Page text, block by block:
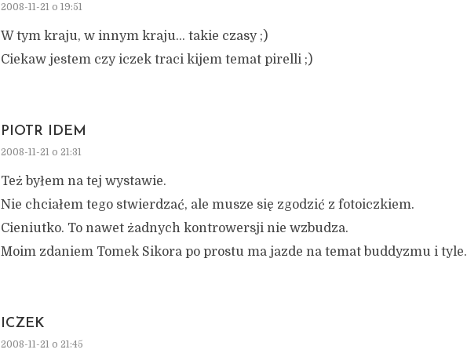
2008-11-21 o 19:51
W tym kraju, w innym kraju… takie czasy ;)
Ciekaw jestem czy iczek traci kijem temat pirelli ;)
PIOTR IDEM
2008-11-21 o 21:31
Też byłem na tej wystawie.
Nie chciałem tego stwierdzać, ale musze się zgodzić z fotoiczkiem.
Cieniutko. To nawet żadnych kontrowersji nie wzbudza.
Moim zdaniem Tomek Sikora po prostu ma jazde na temat buddyzmu i tyle.
ICZEK
2008-11-21 o 21:45